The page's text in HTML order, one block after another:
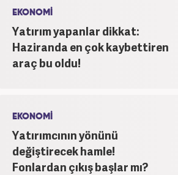
EKONOMİ
Yatırım yapanlar dikkat:
Haziranda en çok kaybettiren
araç bu oldu!
EKONOMİ
Yatırımcının yönünü
değiştirecek hamle!
Fonlardan çıkış başlar mı?